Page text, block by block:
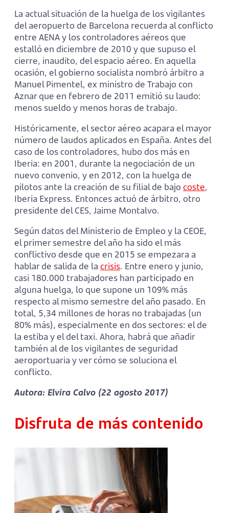
La actual situación de la huelga de los vigilantes
del aeropuerto de Barcelona recuerda al conflicto
entre AENA y los controladores aéreos que
estalló en diciembre de 2010 y que supuso el
cierre, inaudito, del espacio aéreo. En aquella
ocasión, el gobierno socialista nombró árbitro a
Manuel Pimentel, ex ministro de Trabajo con
Aznar que en febrero de 2011 emitió su laudo:
menos sueldo y menos horas de trabajo.
Históricamente, el sector aéreo acapara el mayor
número de laudos aplicados en España. Antes del
caso de los controladores, hubo dos más en
Iberia: en 2001, durante la negociación de un
nuevo convenio, y en 2012, con la huelga de
pilotos ante la creación de su filial de bajo coste,
Iberia Express. Entonces actuó de árbitro, otro
presidente del CES, Jaime Montalvo.
Según datos del Ministerio de Empleo y la CEOE,
el primer semestre del año ha sido el más
conflictivo desde que en 2015 se empezara a
hablar de salida de la crisis. Entre enero y junio,
casi 180.000 trabajadores han participado en
alguna huelga, lo que supone un 109% más
respecto al mismo semestre del año pasado. En
total, 5,34 millones de horas no trabajadas (un
80% más), especialmente en dos sectores: el de
la estiba y el del taxi. Ahora, habrá que añadir
también al de los vigilantes de seguridad
aeroportuaria y ver cómo se soluciona el
conflicto.
Autora: Elvira Calvo (22 agosto 2017)
Disfruta de más contenido